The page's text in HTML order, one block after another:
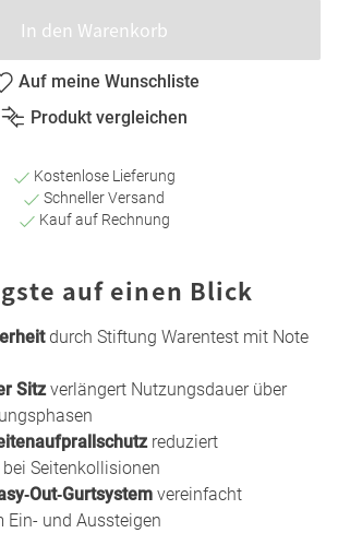
In den Warenkorb
Auf meine Wunschliste
Produkt vergleichen
Kostenlose Lieferung
Schneller Versand
Kauf auf Rechnung
auf einen Blick
durch Stiftung Warentest mit Note
Sitzverlängert Nutzungsdauer über
reduziert
Seitenkollisionen
vereinfacht
Ein- und Aussteigen